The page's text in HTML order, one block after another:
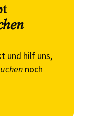
und hilf uns,
noch